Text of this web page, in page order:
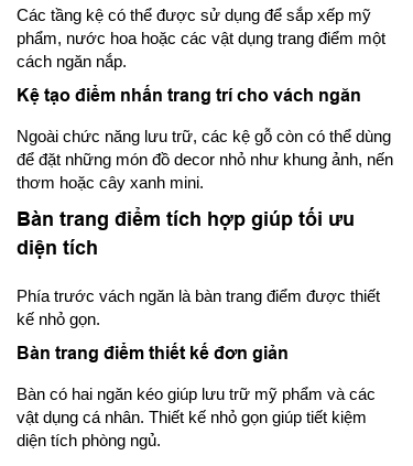
Các tầng kệ có thể được sử dụng để sắp xếp mỹ
phẩm, nước hoa hoặc các vật dụng trang điểm một
cách ngăn nắp.
Kệ tạo điểm nhấn trang trí cho vách ngăn
Ngoài chức năng lưu trữ, các kệ gỗ còn có thể dùng
để đặt những món đồ decor nhỏ như khung ảnh, nến
thơm hoặc cây xanh mini.
Bàn trang điểm tích hợp giúp tối ưu
diện tích
Phía trước vách ngăn là bàn trang điểm được thiết
kế nhỏ gọn.
Bàn trang điểm thiết kế đơn giản
Bàn có hai ngăn kéo giúp lưu trữ mỹ phẩm và các
vật dụng cá nhân. Thiết kế nhỏ gọn giúp tiết kiệm
diện tích phòng ngủ.